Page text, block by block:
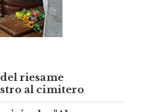
riesame
al cimitero